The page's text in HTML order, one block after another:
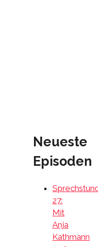
Neueste
Episoden
27:
Mit
Anja
Kathmann